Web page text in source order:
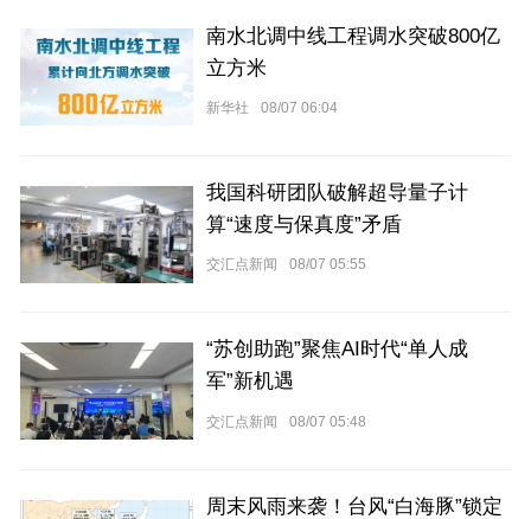
南水北调中线工程调水突破800亿
立方米
新华社 08/07 06:04
我国科研团队破解超导量子计
算“速度与保真度”矛盾
交汇点新闻 08/07 05:55
“苏创助跑”聚焦AI时代“单人成
军”新机遇
交汇点新闻 08/07 05:48
周末风雨来袭！台风“白海豚”锁定